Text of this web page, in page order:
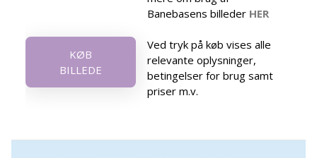
Banebasens billeder HER
KØB
BILLEDE
Ved tryk på køb vises alle
relevante oplysninger,
betingelser for brug samt
priser m.v.